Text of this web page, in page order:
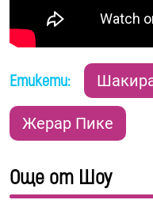
Етикети:
Жерар Пике
Още от Шоу